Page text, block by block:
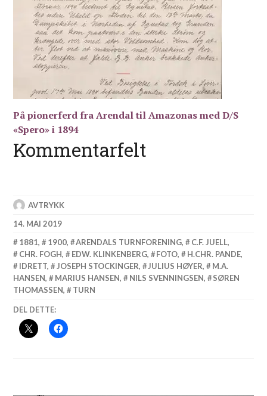
På pionerferd fra Arendal til Amazonas med D/S
«Spero» i 1894
Kommentarfelt
AVTRYKK
14. MAI 2019
1881, 1900, ARENDALS TURNFORENING, C.F. JUELL,
CHR. FOGH, EDW. KLINKENBERG, FOTO, H.CHR. PANDE,
IDRETT, JOSEPH STOCKINGER, JULIUS HØYER,
M.A.
HANSEN, MARIUS HANSEN, NILS SVENNINGSEN,
SØREN
THOMASSEN, TURN
DEL DETTE: